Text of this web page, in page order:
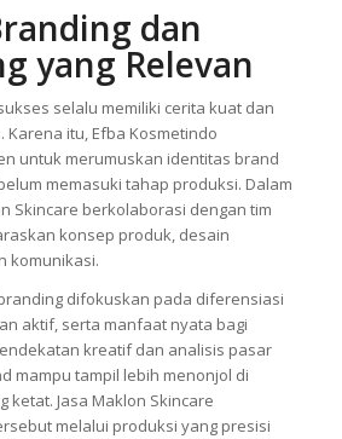
dan
yang Relevan
selalu memiliki cerita kuat dan
Karena itu, Efba Kosmetindo
untuk merumuskan identitas brand
memasuki tahap produksi. Dalam
Skincare berkolaborasi dengan tim
konsep produk, desain
komunikasi.
difokuskan pada diferensiasi
aktif, serta manfaat nyata bagi
kreatif dan analisis pasar
mampu tampil lebih menonjol di
ketat. Jasa Maklon Skincare
melalui produksi yang presisi